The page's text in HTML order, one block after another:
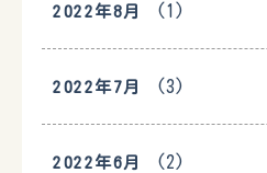
2022年8月 (1)
2022年7月 (3)
2022年6月 (2)